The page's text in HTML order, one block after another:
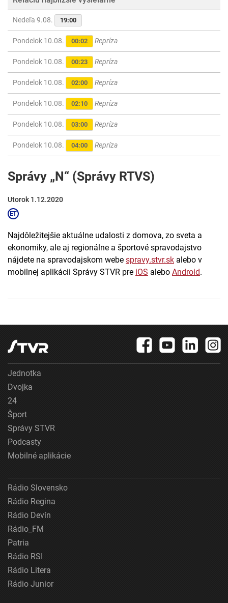
Nedeľa 9.08. 19:00
Pondelok 10.08. 00:02 Repríza
Pondelok 10.08. 00:23 Repríza
Pondelok 10.08. 02:00 Repríza
Pondelok 10.08. 02:10 Repríza
Pondelok 10.08. 03:00 Repríza
Pondelok 10.08. 04:00 Repríza
Správy „N“ (Správy RTVS)
Utorok 1.12.2020
Najdôležitejšie aktuálne udalosti z domova, zo sveta a
ekonomiky, ale aj regionálne a športové spravodajstvo
nájdete na spravodajskom webe spravy.stvr.sk alebo v
mobilnej aplikácii Správy STVR pre iOS alebo Android.
Jednotka
Dvojka
24
Šport
Správy STVR
Podcasty
Mobilné aplikácie
Rádio Slovensko
Rádio Regina
Rádio Devín
Rádio_FM
Patria
Rádio RSI
Rádio Litera
Rádio Junior